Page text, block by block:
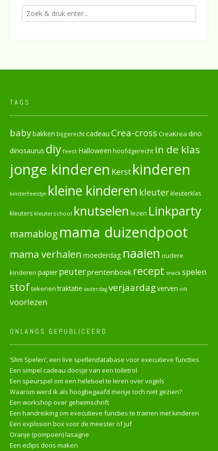
TAGS
babybakken bijgerechtcadeau Crea-cross CreaKrea dino
dinosaurus diy feest Halloween hoofdgerecht in de klas
jonge kinderen Kerst kinderen
kinderfeestje kleine kinderen kleuterkleuterklas
kleuters kleuterschool knutselen lezen Linkparty
mamablog mama duizendpoot
mama verhalen moederdag naaien oudere
kinderen papier peuterprentenboek recept snack spelen
stoftekenen traktatie vaderdag verjaardagverven vilt
voorlezen
ONLANGS GEPUBLICEERD
‘Slim Spelen’, een live spellendatabase voor executieve functies
Een simpel cadeau doosje van een toiletrol
Een speurspel om een heleboel te leren over vogels
Waarom werd ik als hoogbegaafd meisje toch niet gezien?
Een workshop over geheimschrift
Een handreiking om executieve functies te trainen met kinderen
Een explosion box voor de meester of juf
Oranje (pompoen) lasagne
Een eclips doos maken